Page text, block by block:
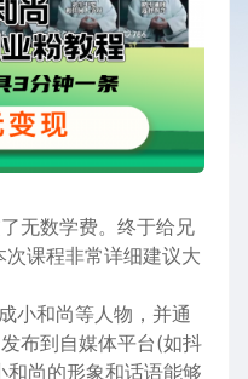
无数学费。终于给兄
课程非常详细建议大
小和尚等人物，并通
布到自媒体平台(如抖
尚的形象和话语能够